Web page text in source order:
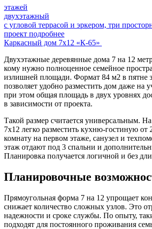
этажей
двухэтажный
с угловой террасой и эркером, три
проект подробнее
Каркасный дом 7х12 «К-65»
Двухэтажные деревянные дома 7 на 12
кому нужно полноценное семейное
излишней площади. Формат 84 м2 в пятне
позволяет удобно разместить дом даже на
при этом общая площадь в двух уровнях
в зависимости от проекта.
Такой размер считается универсальным.
7х12 легко разместить кухню-гостиную от
комнату на первом этаже, санузел и
этаж отдают под 3 спальни и
Планировка получается логичной и без
Планировочные
Прямоугольная форма 7 на 12 упрощает
снижает количество сложных узлов. Это
надежности и сроке службы. По опыту,
подходят для постоянного проживания